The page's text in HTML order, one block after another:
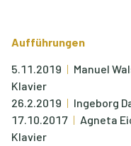
Aufführungen
5.11.2019
Manuel
Klavier
26.2.2019
Ingeborg
17.10.2017
Agneta
Klavier